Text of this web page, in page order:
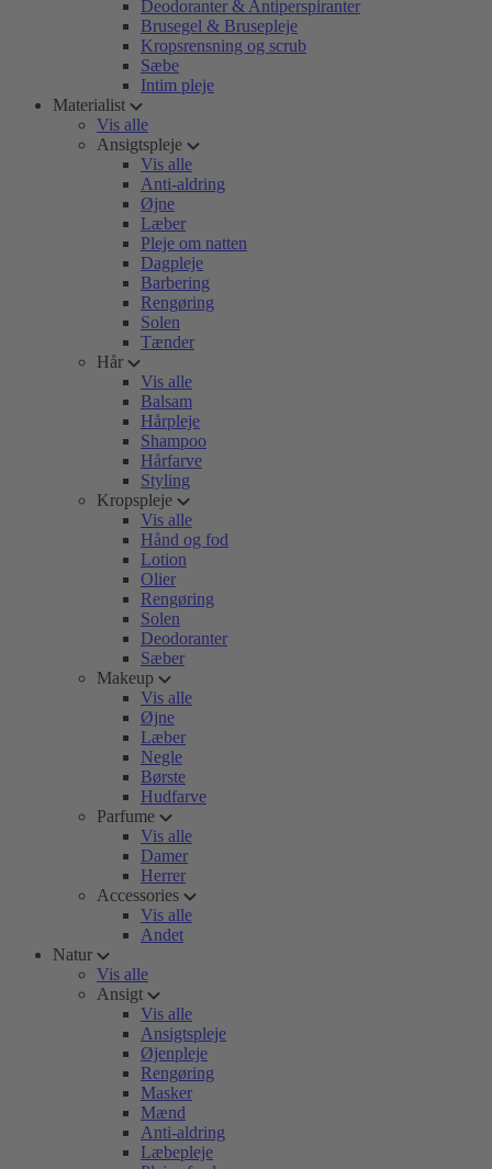
Deodoranter & Antiperspiranter
Brusegel & Brusepleje
Kropsrensning og scrub
Sæbe
Intim pleje
Materialist
Vis alle
Ansigtspleje
Vis alle
Anti-aldring
Øjne
Læber
Pleje om natten
Dagpleje
Barbering
Rengøring
Solen
Tænder
Hår
Vis alle
Balsam
Hårpleje
Shampoo
Hårfarve
Styling
Kropspleje
Vis alle
Hånd og fod
Lotion
Olier
Rengøring
Solen
Deodoranter
Sæber
Makeup
Vis alle
Øjne
Læber
Negle
Børste
Hudfarve
Parfume
Vis alle
Damer
Herrer
Accessories
Vis alle
Andet
Natur
Vis alle
Ansigt
Vis alle
Ansigtspleje
Øjenpleje
Rengøring
Masker
Mænd
Anti-aldring
Læbepleje